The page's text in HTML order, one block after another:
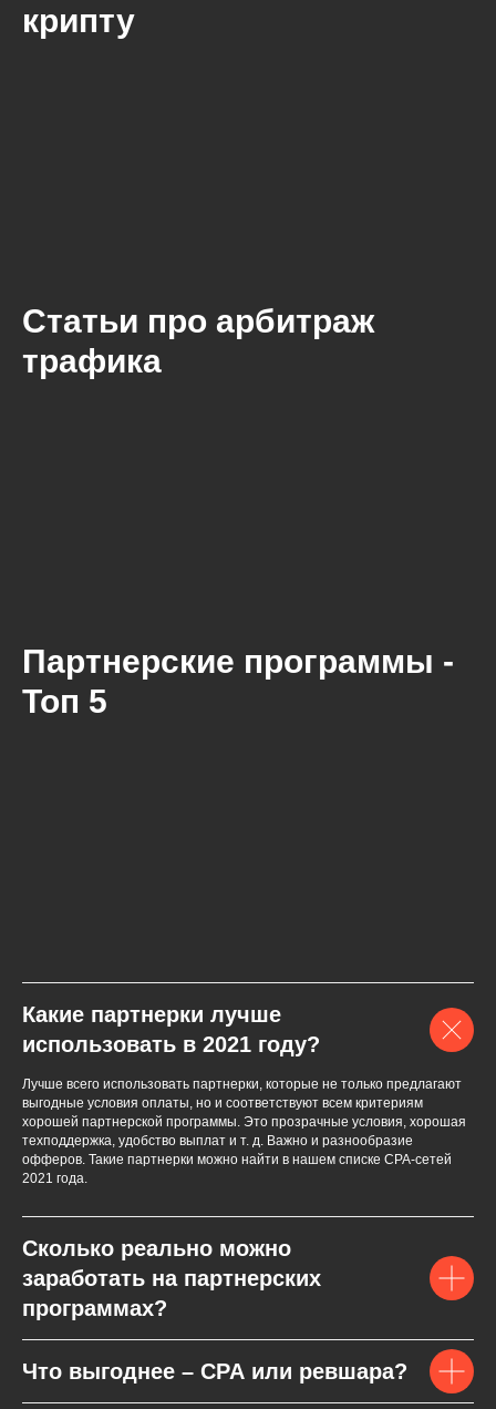
крипту
Статьи про арбитраж
трафика
Партнерские программы -
Топ 5
Какие партнерки лучше
использовать в 2021 году?
Лучше всего использовать партнерки, которые не только предлагают
выгодные условия оплаты, но и соответствуют всем критериям
хорошей партнерской программы. Это прозрачные условия, хорошая
техподдержка, удобство выплат и т. д. Важно и разнообразие
офферов. Такие партнерки можно найти в нашем списке СPA-сетей
2021 года.
Сколько реально можно
заработать на партнерских
программах?
Что выгоднее – CPA или ревшара?